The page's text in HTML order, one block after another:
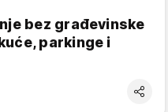
bez građevinske
parkinge i